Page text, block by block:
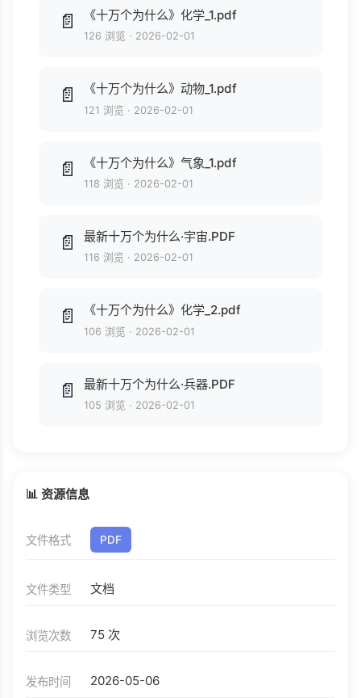
📄 《十万个为什么》化学_1.pdf
126 浏览 · 2026-02-01
📄 《十万个为什么》动物_1.pdf
121 浏览 · 2026-02-01
📄 《十万个为什么》气象_1.pdf
118 浏览 · 2026-02-01
📄 最新十万个为什么·宇宙.PDF
116 浏览 · 2026-02-01
📄 《十万个为什么》化学_2.pdf
106 浏览 · 2026-02-01
📄 最新十万个为什么·兵器.PDF
105 浏览 · 2026-02-01
📊 资源信息
文件格式 PDF
文件类型 文档
浏览次数 75 次
发布时间 2026-05-06